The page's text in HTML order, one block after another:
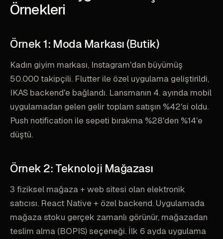
Örnekleri
Örnek 1: Moda Markası (Butik)
Kadın giyim markası, Instagram'dan büyümüş
50.000 takipçili. Flutter ile özel uygulama geliştirildi,
IKAS backend'e bağlandı. Lansmanın 4. ayında mobil
uygulamadan gelen gelir toplam satışın %42'si oldu.
Push notification ile sepeti bırakma %28'den %14'e
düştü.
Örnek 2: Teknoloji Mağazası
3 fiziksel mağaza + web sitesi olan elektronik
satıcısı. React Native + özel backend. Uygulamada
mağaza stoku gerçek zamanlı görünür, mağazadan
teslim alma (BOPIS) seçeneği. İlk 6 ayda uygulama